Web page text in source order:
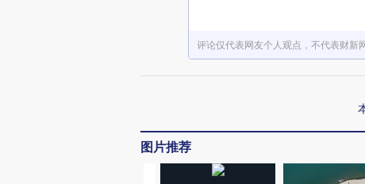
评论仅代表网友个人观点，不代表财新
图片推荐